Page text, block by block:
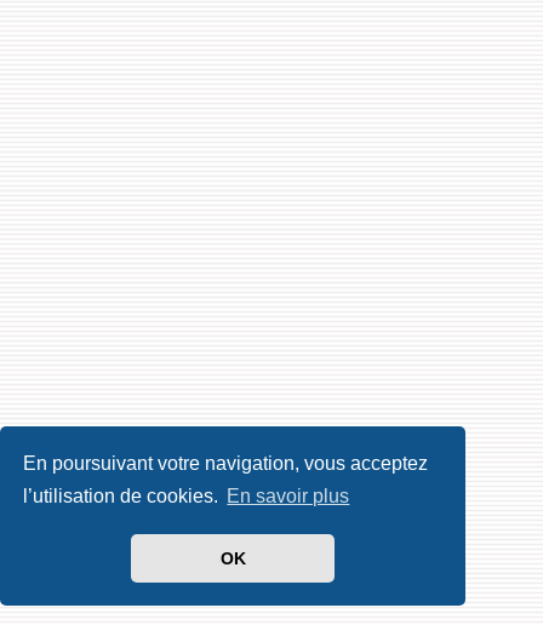
En poursuivant votre navigation, vous acceptez
l’utilisation de cookies. En savoir plus
OK